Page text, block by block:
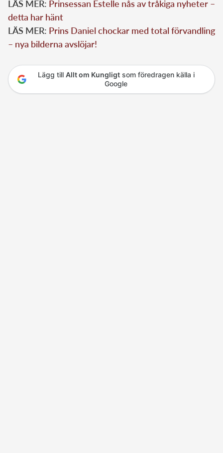
LÄS MER: Prinsessan Estelle nås av tråkiga nyheter –
detta har hänt
LÄS MER: Prins Daniel chockar med total förvandling
– nya bilderna avslöjar!
Lägg till Allt om Kungligtsom föredragen källa i
Google